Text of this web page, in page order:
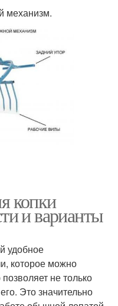
механизм.
копки
и варианты
удобное
которое можно
не только
Это значительно